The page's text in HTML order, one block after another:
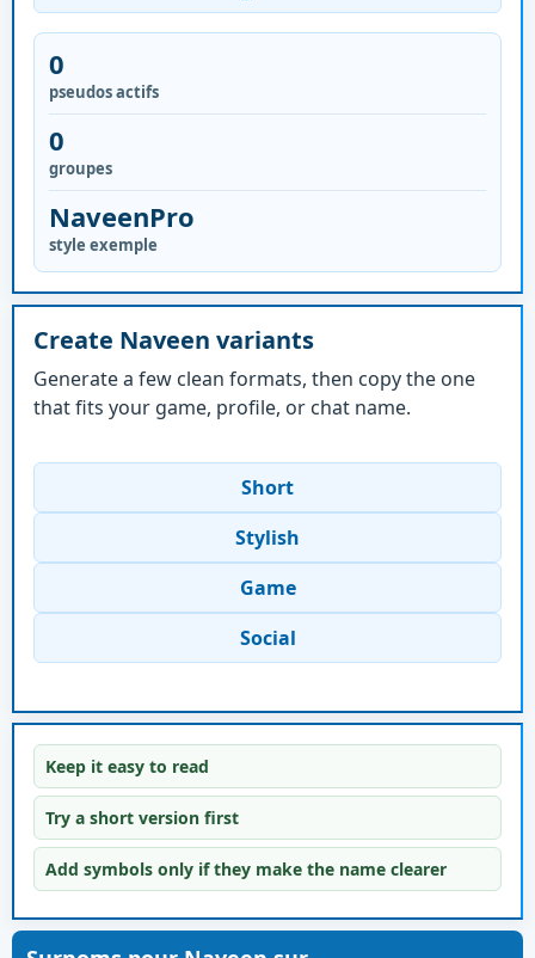
0
pseudos actifs
0
groupes
NaveenPro
style exemple
Create Naveen variants
Generate a few clean formats, then copy the one
that fits your game, profile, or chat name.
Short
Stylish
Game
Social
Keep it easy to read
Try a short version first
Add symbols only if they make the name clearer